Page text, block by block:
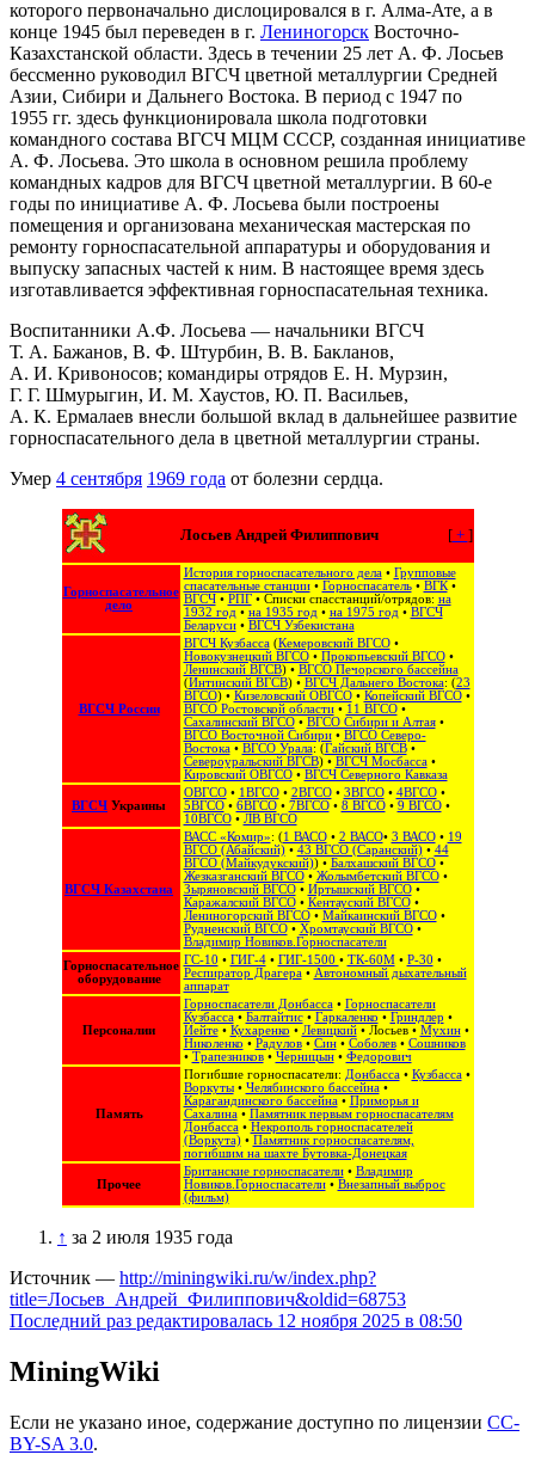
которого первоначально дислоцировался в г. Алма-Ате, а в
конце 1945 был переведен в г. Лениногорск Восточно-
Казахстанской области. Здесь в течении 25 лет А. Ф. Лосьев
бессменно руководил ВГСЧ цветной металлургии Средней
Азии, Сибири и Дальнего Востока. В период с 1947 по
1955 гг. здесь функционировала школа подготовки
командного состава ВГСЧ МЦМ СССР, созданная инициативе
А. Ф. Лосьева. Это школа в основном решила проблему
командных кадров для ВГСЧ цветной металлургии. В 60-е
годы по инициативе А. Ф. Лосьева были построены
помещения и организована механическая мастерская по
ремонту горноспасательной аппаратуры и оборудования и
выпуску запасных частей к ним. В настоящее время здесь
изготавливается эффективная горноспасательная техника.
Воспитанники А.Ф. Лосьева — начальники ВГСЧ
Т. А. Бажанов, В. Ф. Штурбин, В. В. Бакланов,
А. И. Кривоносов; командиры отрядов Е. Н. Мурзин,
Г. Г. Шмурыгин, И. М. Хаустов, Ю. П. Васильев,
А. К. Ермалаев внесли большой вклад в дальнейшее развитие
горноспасательного дела в цветной металлургии страны.
Умер 4 сентября 1969 года от болезни сердца.
[+ ]
Лосьев Андрей Филиппович
Горноспасательное
дело
История горноспасательного дела• Групповые
спасательные станции• Горноспасатель• ВГК•
ВГСЧ• РПГ• Списки спасстанций/отрядов: на
1932 год• на 1935 год• на 1975 год• ВГСЧ
Беларуси• ВГСЧ Узбекистана
ВГСЧ России
ВГСЧ Кузбасса(Кемеровский ВГСО•
Новокузнецкий ВГСО• Прокопьевский ВГСО•
Ленинский ВГСВ) • ВГСО Печорского бассейна
(Интинский ВГСВ) • ВГСЧ Дальнего Востока: (23
ВГСО) • Кизеловский ОВГСО• Копейский ВГСО•
ВГСО Ростовской области• 11 ВГСО•
Сахалинский ВГСО‎ • ВГСО Сибири и Алтая‎ •
ВГСО Восточной Сибири• ВГСО Северо-
Востока‎‎ • ВГСО Урала: (Гайский ВГСВ•
Североуральский ВГСВ) • ВГСЧ Мосбасса•
Кировский ОВГСО• ВГСЧ Северного Кавказа
ВГСЧ Украины
ОВГСО• 1ВГСО• 2ВГСО• 3ВГСО• 4ВГСО•
5ВГСО• 6ВГСО• 7ВГСО• 8 ВГСО• 9 ВГСО•
10ВГСО• ЛВ ВГСО
ВГСЧ Казахстана
ВАСС «Комир»: (1 ВАСО• 2 ВАСО• 3 ВАСО• 19
ВГСО (Абайский)• 43 ВГСО (Саранский)• 44
ВГСО (Майкудукский)) • Балхашский ВГСО•
Жезказганский ВГСО• Жолымбетский ВГСО•
Зыряновский ВГСО• Иртышский ВГСО•
Каражалский ВГСО• Кентауский ВГСО•
Лениногорский ВГСО• Майкаинский ВГСО•
Рудненский ВГСО• Хромтауский ВГСО•
Владимир Новиков.Горноспасатели
Горноспасательное
оборудование
ГС-10 • ГИГ-4• ГИГ-1500 • ТК-60М• Р-30 •
Респиратор Драгера• Автономный дыхательный
аппарат
Персоналии
Горноспасатели Донбасса• Горноспасатели
Кузбасса• Балтайтис• Гаркаленко • Гриндлер •
Иейте• Кухаренко • Левицкий• Лосьев• Мухин•
Николенко • Радулов• Син• Соболев• Сошников
• Трапезников• Черницын• Федорович
Память
Погибшие горноспасатели: Донбасса• Кузбасса•
Воркуты• Челябинского бассейна•
Карагандинского бассейна• Приморья и
Сахалина• Памятник первым горноспасателям
Донбасса• Некрополь горноспасателей
(Воркута)• Памятник горноспасателям,
погибшим на шахте Бутовка-Донецкая
Прочее
Британские горноспасатели• Владимир
Новиков.Горноспасатели• Внезапный выброс
(фильм)
↑ за 2 июля 1935 года
Источник — http://miningwiki.ru/w/index.php?
title=Лосьев_Андрей_Филиппович&oldid=68753
Последний раз редактировалась 12 ноября 2025 в 08:50
MiningWiki
Если не указано иное, содержание доступно по лицензии CC-
BY-SA 3.0.